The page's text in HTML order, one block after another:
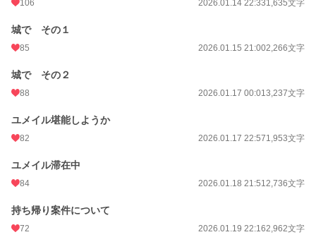
106 2026.01.14 22:331,635文字
城で その１
85 2026.01.15 21:002,266文字
城で その２
88 2026.01.17 00:013,237文字
ユメイル堪能しようか
82 2026.01.17 22:571,953文字
ユメイル滞在中
84 2026.01.18 21:512,736文字
持ち帰り案件について
72 2026.01.19 22:162,962文字